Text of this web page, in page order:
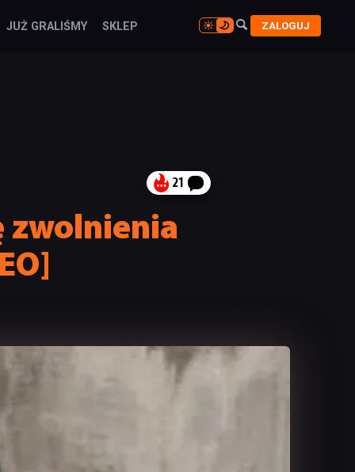
JUŻ GRALIŚMY SKLEP 
 ZALOGUJ
21
zwolnienia